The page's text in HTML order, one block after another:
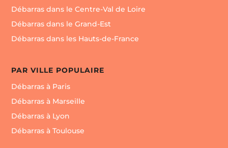
Débarras dans le Centre-Val de Loire
Débarras dans le Grand-Est
Débarras dans les Hauts-de-France
PAR VILLE POPULAIRE
Débarras à Paris
Débarras à Marseille
Débarras à Lyon
Débarras à Toulouse